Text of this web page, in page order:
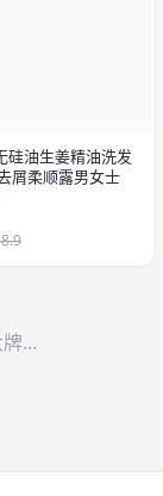
硅油生姜精油洗发
屑柔顺露男女士
...